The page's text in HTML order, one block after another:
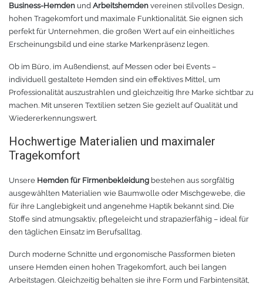
PETG
ABS
TPU
Materialien für Laser
Finer
MDF
Acryl
Direct-to-Film Folie und Kleber
3D Drucker Zubehör
Verschiedenes 3D Drucker Zubehör
Business-Hemden und Arbeitshemden vereinen stilvolles Design,
hohen Tragekomfort und maximale Funktionalität. Sie eignen sich
perfekt für Unternehmen, die großen Wert auf ein einheitliches
Erscheinungsbild und eine starke Markenpräsenz legen.
Ob im Büro, im Außendienst, auf Messen oder bei Events –
individuell gestaltete Hemden sind ein effektives Mittel, um
Professionalität auszustrahlen und gleichzeitig Ihre Marke sichtbar zu
machen. Mit unseren Textilien setzen Sie gezielt auf Qualität und
Wiedererkennungswert.
Hochwertige Materialien und maximaler
Tragekomfort
Unsere Hemden für Firmenbekleidung bestehen aus sorgfältig
ausgewählten Materialien wie Baumwolle oder Mischgewebe, die
für ihre Langlebigkeit und angenehme Haptik bekannt sind. Die
Stoffe sind atmungsaktiv, pflegeleicht und strapazierfähig – ideal für
den täglichen Einsatz im Berufsalltag.
Durch moderne Schnitte und ergonomische Passformen bieten
unsere Hemden einen hohen Tragekomfort, auch bei langen
Arbeitstagen. Gleichzeitig behalten sie ihre Form und Farbintensität,